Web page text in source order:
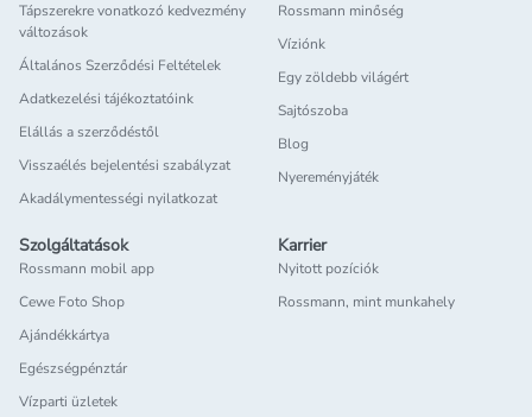
Tápszerekre vonatkozó kedvezmény
változások
Általános Szerződési Feltételek
Adatkezelési tájékoztatóink
Elállás a szerződéstől
Visszaélés bejelentési szabályzat
Akadálymentességi nyilatkozat
Rossmann minőség
Víziónk
Egy zöldebb világért
Sajtószoba
Blog
Nyereményjáték
Szolgáltatások
Rossmann mobil app
Cewe Foto Shop
Ajándékkártya
Egészségpénztár
Vízparti üzletek
Karrier
Nyitott pozíciók
Rossmann, mint munkahely